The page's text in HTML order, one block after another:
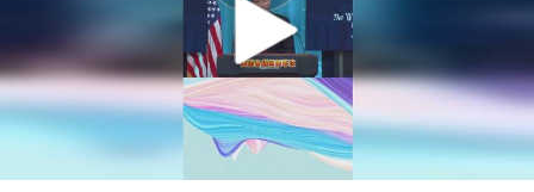
多地银行上调存款利率
上海地铁4条线路全线停运
4.2平卫生间补漏注胶花1.55万
武汉3名城管协管员殴打摊主被刑拘
Play
00:00 01:10